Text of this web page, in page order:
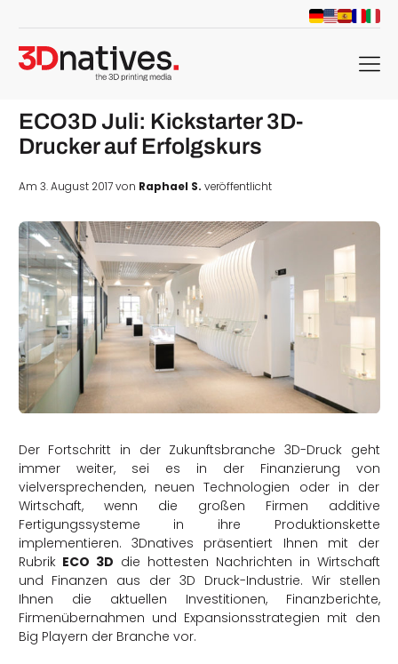
menu
ECO3D Juli: Kickstarter 3D-
Drucker auf Erfolgskurs
Am 3. August 2017 von Raphael S. veröffentlicht
Der Fortschritt in der Zukunftsbranche 3D-Druck geht
immer weiter, sei es in der Finanzierung von
vielversprechenden, neuen Technologien oder in der
Wirtschaft, wenn die großen Firmen additive
Fertigungssysteme in ihre Produktionskette
implementieren. 3Dnatives präsentiert Ihnen mit der
Rubrik ECO 3D die hottesten Nachrichten in Wirtschaft
und Finanzen aus der 3D Druck-Industrie. Wir stellen
Ihnen die aktuellen Investitionen, Finanzberichte,
Firmenübernahmen und Expansionsstrategien mit den
Big Playern der Branche vor.